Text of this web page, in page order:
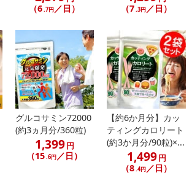
もちろん、ぬめりのある海藻類には、
れる食物繊維も含まれ現代社会で生活する
い素材です。
トも酵素を補う事はとっても大事 生活の一部
な笑顔を実感！！
いませんか？▼
ダイエットをしたい方 ・乱れがちな食生活健康
動的な毎日を送りたい健康志向な方
こそ 徹底した安全・品質管理の元で国内製薬
（6.7円 ／日） （7.3円 ／日）
グルコサミン72000
(約3ヵ月分/360粒)
1,399円
（15.6円／日）
【約6か月分】カッ
ティングカロリート
(約3か月分/90粒)×...
1,499円
（8.4円／日）